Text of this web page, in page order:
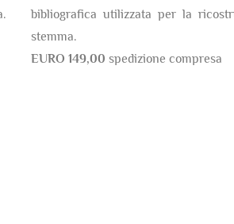
bibliografica utilizzata per la
stemma.
EURO 149,00 spedizione compresa